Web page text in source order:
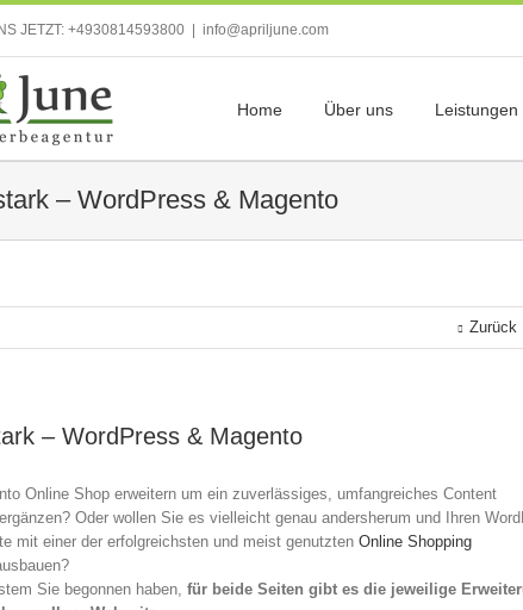
JETZT: +4930814593800 info@apriljune.com
Home Über uns Leistungen
– WordPress & Magento
Zurück
– WordPress & Magento
Online Shop erweitern um ein zuverlässiges, umfangreiches Content
Oder wollen Sie es vielleicht genau andersherum und Ihren
mit einer der erfolgreichsten und meist genutzten Online Shopping
Sie begonnen haben, für beide Seiten gibt es die jeweilige